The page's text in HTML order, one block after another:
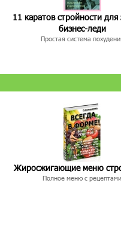
11 каратов стройности для
бизнес-леди
Простая система
Жиросжигающие меню
Полное меню с рецептами